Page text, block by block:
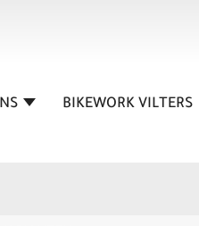
BIKEWORK VILTERS